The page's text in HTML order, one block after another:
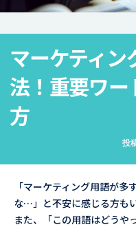
マーケティ
法！重要ワ
方
投
「マーケティング用語が
な…」と不安に感じる方も
また、「この用語はどうや